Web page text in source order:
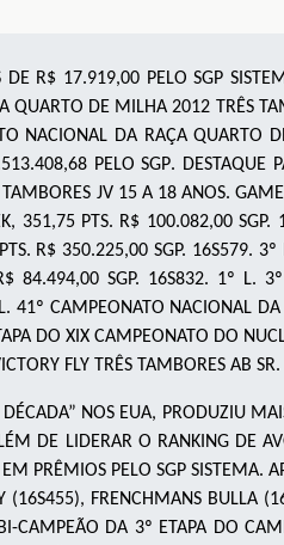
R$ 17.919,00 PELO SGP
QUARTO DE MILHA 2012 TRÊS
NACIONAL DA RAÇA QUARTO
PELO SGP. DESTAQUE
JV 15 A 18 ANOS.
351,75 PTS. R$ 100.082,00
R$ 350.225,00 SGP. 16S579.
84.494,00 SGP. 16S832. 1º L.
41º CAMPEONATO NACIONAL
DO XIX CAMPEONATO DO
FLY TRÊS TAMBORES AB SR.
NOS EUA, PRODUZIU
DE LIDERAR O RANKING DE
PELO SGP SISTEMA.
FRENCHMANS BULLA
CAMPEÃO DA 3º ETAPA DO